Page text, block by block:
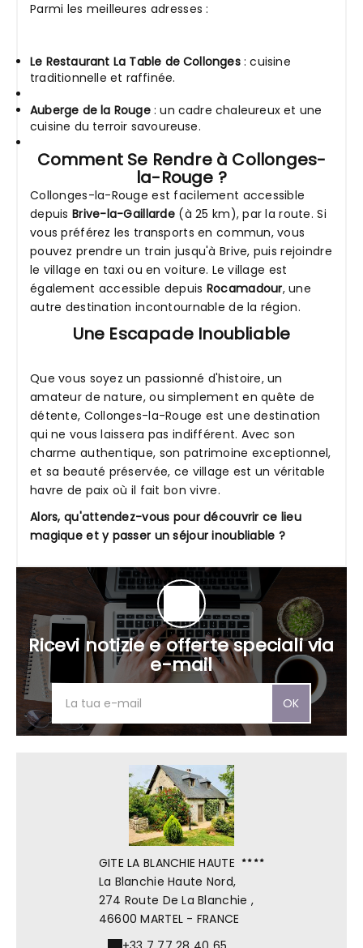
Parmi les meilleures adresses :
Le Restaurant La Table de Collonges: cuisine
traditionnelle et raffinée.
Auberge de la Rouge: un cadre chaleureux et une
cuisine du terroir savoureuse.
Comment Se Rendre à Collonges-
la-Rouge ?
Collonges-la-Rouge est facilement accessible
depuis Brive-la-Gaillarde (à 25 km), par la route. Si
vous préférez les transports en commun, vous
pouvez prendre un train jusqu'à Brive, puis rejoindre
le village en taxi ou en voiture. Le village est
également accessible depuis Rocamadour, une
autre destination incontournable de la région.
Une Escapade Inoubliable
Que vous soyez un passionné d'histoire, un
amateur de nature, ou simplement en quête de
détente, Collonges-la-Rouge est une destination
qui ne vous laissera pas indifférent. Avec son
charme authentique, son patrimoine exceptionnel,
et sa beauté préservée, ce village est un véritable
havre de paix où il fait bon vivre.
Alors, qu'attendez-vous pour découvrir ce lieu
magique et y passer un séjour inoubliable ?
Ricevi notizie e offerte speciali via
e-mail
OK
GITE LA BLANCHIE HAUTE
La Blanchie Haute Nord,
274 Route De La Blanchie ,
46600 MARTEL - FRANCE